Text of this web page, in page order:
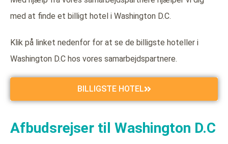
med at finde et billigt hotel i Washington D.C.
Klik på linket nedenfor for at se de billigste hoteller i
Washington D.C hos vores samarbejdspartnere.
BILLIGSTE HOTEL
Afbudsrejser til Washington D.C